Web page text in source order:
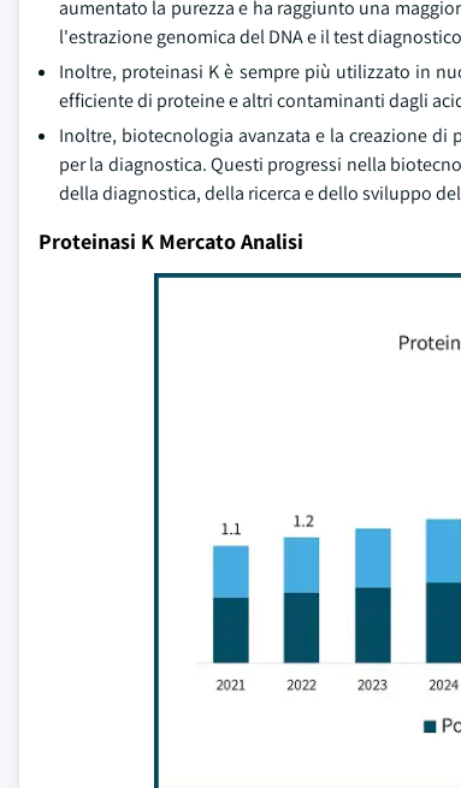
aumentato la purezza e ha raggiunto una
l'estrazione genomica del DNA e il test
Inoltre, proteinasi K è sempre più utilizzato in
efficiente di proteine e altri contaminanti dagli
Inoltre, biotecnologia avanzata e la creazione
per la diagnostica. Questi progressi nella
della diagnostica, della ricerca e dello sviluppo
Proteinasi K Mercato Analisi